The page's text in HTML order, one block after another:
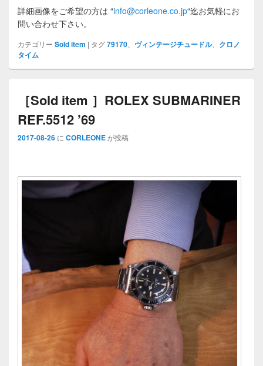
詳細画像をご希望の方は “info@corleone.co.jp“迄お気軽にお
問い合わせ下さい。
カテゴリー Sold item | タグ79170 ヴィンテージチュードル、 クロノ
タイム
［Sold item ］ROLEX SUBMARINER
REF.5512 ’69
2017-08-26 に CORLEONEが投稿